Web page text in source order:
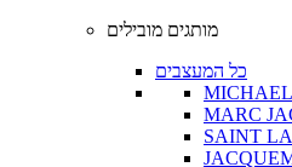
מותגים מובילים
כל המעצבים
MARC
SAINT